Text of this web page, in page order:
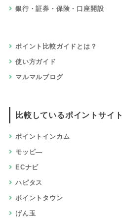
銀行・証券・保険・口座開設
ポイント比較ガイドとは？
使い方ガイド
マルマルブログ
比較しているポイントサイト
ポイントインカム
モッピ―
ECナビ
ハピタス
ポイントタウン
げん玉